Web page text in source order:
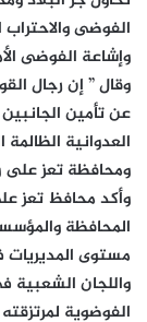
الفوضى والاحتراب
وإشاعة الفوضى
وقال ” إن رجال
عن تأمين
العدوانية
ومحافظة تعز
وأكد محافظ تعز
المحافظة
مستوى
واللجان الشعبية
الفوضوية